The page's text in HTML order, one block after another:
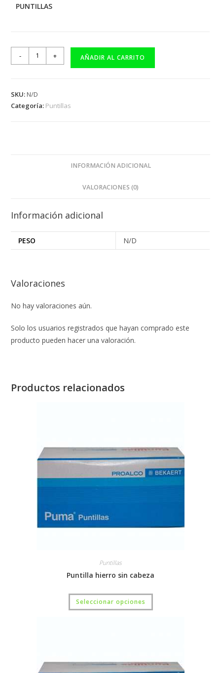
PUNTILLAS
- + AÑADIR AL CARRITO
SKU:N/D
Categoría: Puntillas
INFORMACIÓN ADICIONAL
VALORACIONES (0)
Información adicional
PESO N/D
Valoraciones
No hay valoraciones aún.
Solo los usuarios registrados que hayan comprado este
producto pueden hacer una valoración.
Productos relacionados
Puntillas
Puntilla hierro sin cabeza
Seleccionar opciones